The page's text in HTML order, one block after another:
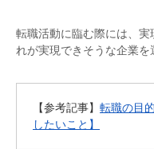
転職活動に臨む際には、
れが実現できそうな企業を
【参考記事】 転職の目
したいこと】